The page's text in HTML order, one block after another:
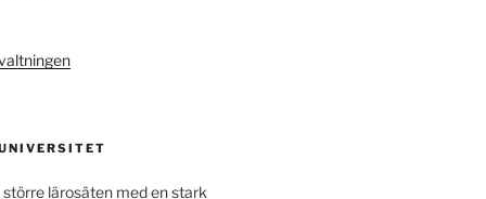
lärosäten med en stark